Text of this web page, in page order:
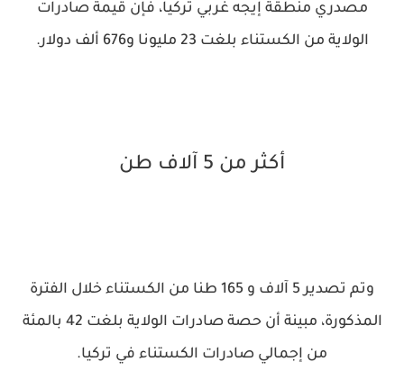
مصدري منطقة إيجه غربي تركيا، فإن قيمة صادرات
الولاية من الكستناء بلغت 23 مليونا و676 ألف دولار.
أكثر من 5 آلاف طن
وتم تصدير 5 آلاف و 165 طنا من الكستناء خلال الفترة
المذكورة، مبينة أن حصة صادرات الولاية بلغت 42 بالمئة
من إجمالي صادرات الكستناء في تركيا.